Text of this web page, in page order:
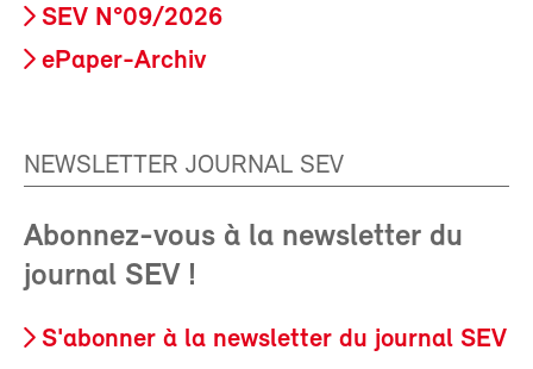
SEV N°09/2026
ePaper-Archiv
NEWSLETTER JOURNAL SEV
Abonnez-vous à la newsletter du
journal SEV !
S'abonner à la newsletter du journal SEV